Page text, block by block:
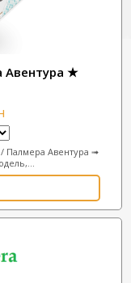
Авентура ★
Палмера Авентура ➟